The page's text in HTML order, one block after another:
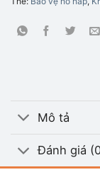
Mô tả
Đánh giá